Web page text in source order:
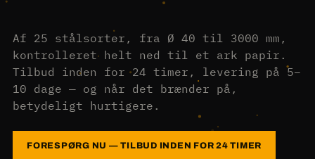
Af 25 stålsorter, fra Ø 40 til 3000 mm,
kontrolleret helt ned til et ark papir.
Tilbud inden for 24 timer, levering på 5–
10 dage — og når det brænder på,
betydeligt hurtigere.
FORESPØRG NU — TILBUD INDEN FOR 24 TIMER